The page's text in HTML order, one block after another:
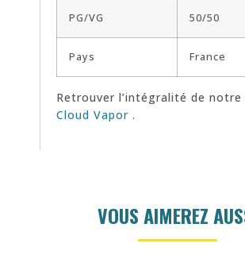
PG/VG 50/50
Pays France
Retrouver l’intégralité de
Cloud Vapor .
VOUS AIMEREZ